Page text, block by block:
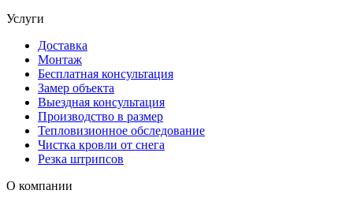
Услуги
Доставка
Монтаж
Бесплатная консультация
Замер объекта
Выездная консультация
Производство в размер
Тепловизионное обследование
Чистка кровли от снега
Резка штрипсов
О компании